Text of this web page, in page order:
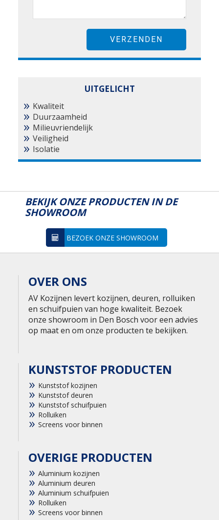
UITGELICHT
Kwaliteit
Duurzaamheid
Milieuvriendelijk
Veiligheid
Isolatie
BEKIJK ONZE PRODUCTEN IN DE
SHOWROOM
BEZOEK ONZE SHOWROOM
OVER ONS
AV Kozijnen levert kozijnen, deuren, rolluiken
en schuifpuien van hoge kwaliteit. Bezoek
onze showroom in Den Bosch voor een advies
op maat en om onze producten te bekijken.
KUNSTSTOF PRODUCTEN
Kunststof kozijnen
Kunststof deuren
Kunststof schuifpuien
Rolluiken
Screens voor binnen
OVERIGE PRODUCTEN
Aluminium kozijnen
Aluminium deuren
Aluminium schuifpuien
Rolluiken
Screens voor binnen